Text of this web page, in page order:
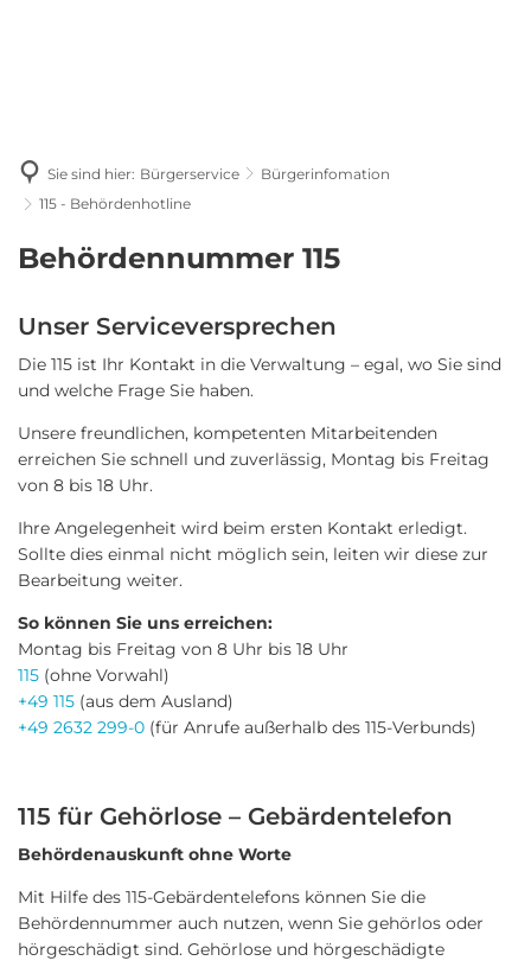
Sie sind hier: Bürgerservice
Bürgerinfomation
115 - Behördenhotline
115
Behördenhotline
Behördennummer 115
Unser Serviceversprechen
Die 115 ist Ihr Kontakt in die Verwaltung – egal, wo Sie sind
und welche Frage Sie haben.
Unsere freundlichen, kompetenten Mitarbeitenden
erreichen Sie schnell und zuverlässig, Montag bis Freitag
von 8 bis 18 Uhr.
Ihre Angelegenheit wird beim ersten Kontakt erledigt.
Sollte dies einmal nicht möglich sein, leiten wir diese zur
Bearbeitung weiter.
So können Sie uns erreichen:
Montag bis Freitag von 8 Uhr bis 18 Uhr
115 (ohne Vorwahl)
+49 115 (aus dem Ausland)
+49 2632 299-0 (für Anrufe außerhalb des 115-Verbunds)
115 für Gehörlose – Gebärdentelefon
Behördenauskunft ohne Worte
Mit Hilfe des 115-Gebärdentelefons können Sie die
Behördennummer auch nutzen, wenn Sie gehörlos oder
hörgeschädigt sind. Gehörlose und hörgeschädigte